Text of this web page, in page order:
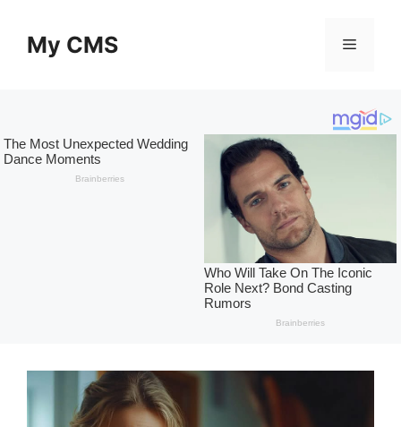
contentMy CMS Menu